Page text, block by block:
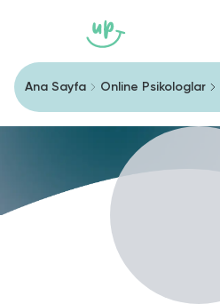
Ana Sayfa Online Psikologlar